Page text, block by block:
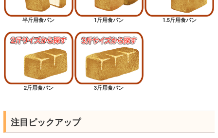
半斤用食パン 1斤用食パン 1.5斤用食パン
2斤用食パン 3斤用食パン
注目ピックアップ